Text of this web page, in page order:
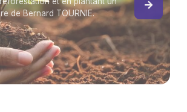
de Bernard TOURNIE.